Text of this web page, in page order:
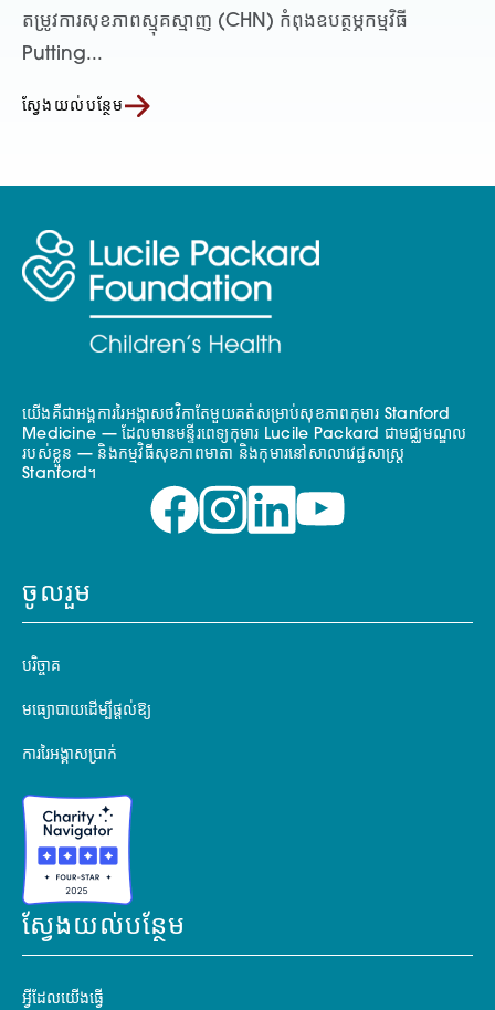
តម្រូវការសុខភាពស្មុគស្មាញ (CHN) កំពុងឧបត្ថម្ភកម្មវិធី
Putting...
ស្វែងយល់បន្ថែម
យើងគឺជាអង្គការរៃអង្គាសថវិកាតែមួយគត់សម្រាប់សុខភាពកុមារ Stanford
Medicine — ដែលមានមន្ទីរពេទ្យកុមារ Lucile Packard ជាមជ្ឈមណ្ឌល
របស់ខ្លួន — និងកម្មវិធីសុខភាពមាតា និងកុមារនៅសាលាវេជ្ជសាស្ត្រ
Stanford។
ចូលរួម
បរិច្ចាគ
មធ្យោបាយដើម្បីផ្តល់ឱ្យ
ការរៃអង្គាសប្រាក់
ស្វែងយល់បន្ថែម
អ្វីដែលយើងធ្វើ